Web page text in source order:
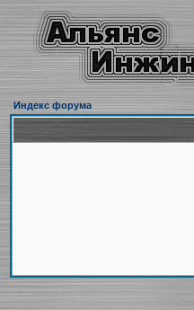
Индекс форума